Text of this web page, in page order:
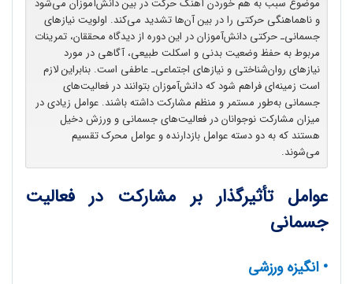
موضوع سبب به هم خوردن آهنگ حرکت در بین دانش‌آموزان می‌شود
و ناهماهنگی حرکتی را در بین آن‌ها تشدید می‌کند. اولویت‌ نیازهای
جسمانی‌ـ حرکتی دانش‌آموزان در این دوره از دیدگاه محققان، تمرینات
مربوط به حفظ وضعیت بدنی و اسکلت طبیعی، آگاهی در مورد
نیازهای روان‌شناختی و نیازهای اجتماعی‌ـ عاطفی است. بنابراین لازم
است زمینه‌ای فراهم شود که دانش‌آموزان بتوانند در فعالیت‌های
جسمانی به‌طور مستمر و منظم مشارکت داشته باشند. عوامل زیادی در
میزان مشارکت نوجوانان در فعالیت‌های جسمانی و ورزش دخیل‌
هستند که به دو دسته عوامل بازدارنده و عوامل محرک تقسیم
می‌شوند.
عوامل تأثیرگذار بر مشارکت در فعالیت
جسمانی
• انگیزه ورزشی